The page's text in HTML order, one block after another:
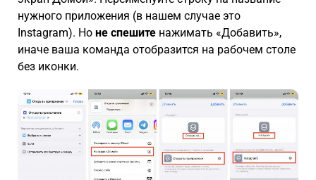
нужного приложения (в нашем случае это
Instagram). Но не спешите нажимать «Добавить»,
иначе ваша команда отобразится на рабочем столе
без иконки.